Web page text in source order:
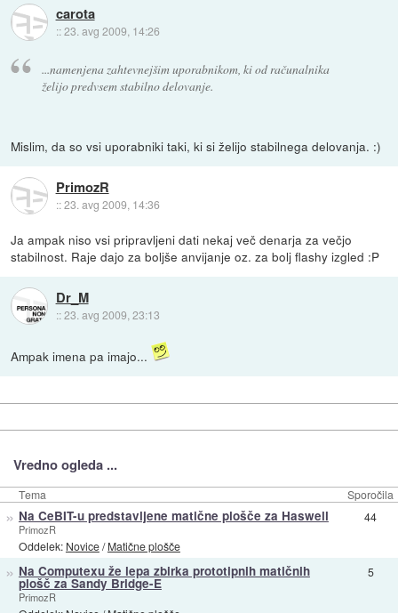
carota
::23. avg 2009, 14:26
...namenjena zahtevnejšim uporabnikom, ki od računalnika
želijo predvsem stabilno delovanje.
Mislim, da so vsi uporabniki taki, ki si želijo stabilnega delovanja. :)
PrimozR
::23. avg 2009, 14:36
Ja ampak niso vsi pripravljeni dati nekaj več denarja za večjo
stabilnost. Raje dajo za boljše anvijanje oz. za bolj flashy izgled :P
Dr_M
::23. avg 2009, 23:13
Ampak imena pa imajo...
Vredno ogleda ...
Tema Sporočila
» Na CeBIT-u predstavljene matične plošče za Haswell
PrimozR
Oddelek: Novice/Matične plošče
44
» Na Computexu že lepa zbirka prototipnih matičnih
plošč za Sandy Bridge-E
PrimozR
5